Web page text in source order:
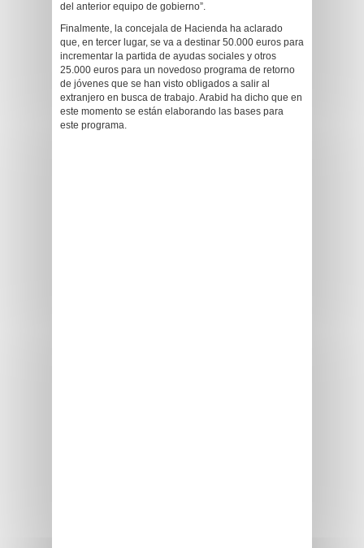
del anterior equipo de gobierno”.
Finalmente, la concejala de Hacienda ha aclarado
que, en tercer lugar, se va a destinar 50.000 euros para
incrementar la partida de ayudas sociales y otros
25.000 euros para un novedoso programa de retorno
de jóvenes que se han visto obligados a salir al
extranjero en busca de trabajo. Arabid ha dicho que en
este momento se están elaborando las bases para
este programa.